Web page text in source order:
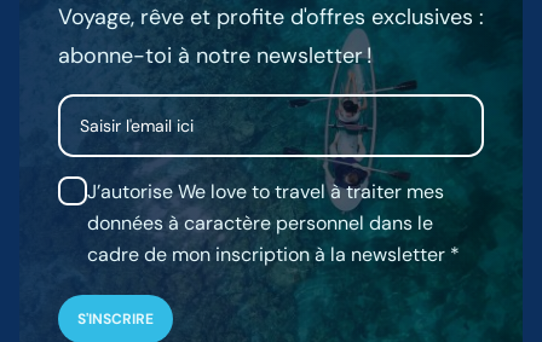
Voyage, rêve et profite d'offres exclusives :
abonne-toi à notre newsletter !
Email
J’autorise We love to travel à traiter mes
données à caractère personnel dans le
cadre de mon inscription à la newsletter